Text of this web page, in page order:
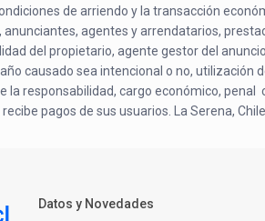
de arriendo y la transacción
agentes y arrendatarios,
del propietario, agente gestor del
causado sea intencional o no,
la responsabilidad, cargo económico,
pagos de sus usuarios. La Serena,
Datos y Novedades